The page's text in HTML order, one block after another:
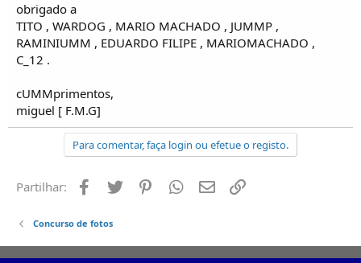
obrigado a
TITO , WARDOG , MARIO MACHADO , JUMMP ,
RAMINIUMM , EDUARDO FILIPE , MARIOMACHADO ,
C_12 .
cUMMprimentos,
miguel [ F.M.G]
Para comentar, faça login ou efetue o registo.
Partilhar: Facebook
Twitter PinterestWhatsapp
Email
Concurso de fotos